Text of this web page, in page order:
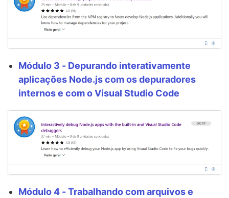
Módulo 3 - Depurando interativamente
aplicações Node.js com os depuradores
internos e com o Visual Studio Code
Módulo 4 - Trabalhando com arquivos e